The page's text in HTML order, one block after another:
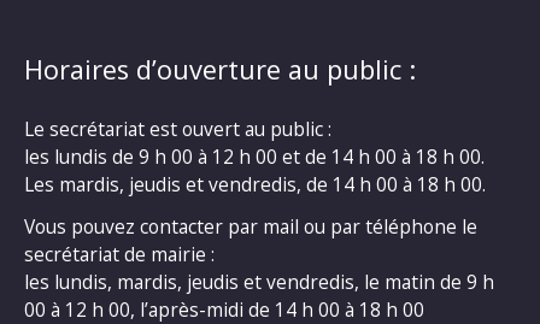
Horaires d’ouverture au public :
Le secrétariat est ouvert au public :
les lundis de 9 h 00 à 12 h 00 et de 14 h 00 à 18 h 00.
Les mardis, jeudis et vendredis, de 14 h 00 à 18 h 00.
Vous pouvez contacter par mail ou par téléphone le
secrétariat de mairie :
les lundis, mardis, jeudis et vendredis, le matin de 9 h
00 à 12 h 00, l’après-midi de 14 h 00 à 18 h 00